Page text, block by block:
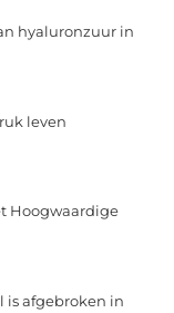
hyaluronzuur in
leven
Hoogwaardige
is afgebroken in